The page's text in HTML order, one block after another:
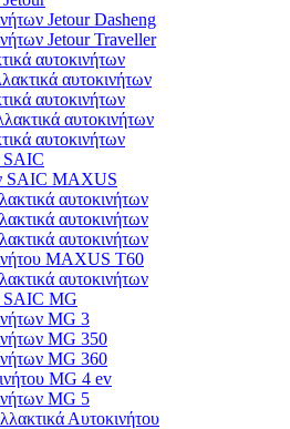
Jetour Dasheng
Jetour Traveller
αυτοκινήτων
αυτοκινήτων
αυτοκινήτων
αυτοκινήτων
αυτοκινήτων
SAIC
SAIC MAXUS
αυτοκινήτων
αυτοκινήτων
αυτοκινήτων
MAXUS T60
αυτοκινήτων
SAIC MG
MG 3
MG 350
MG 360
MG 4 ev
MG 5
Αυτοκινήτου